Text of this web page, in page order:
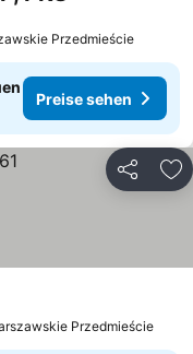
Przedmieście
Preise sehen
Teilen
Przedmieście